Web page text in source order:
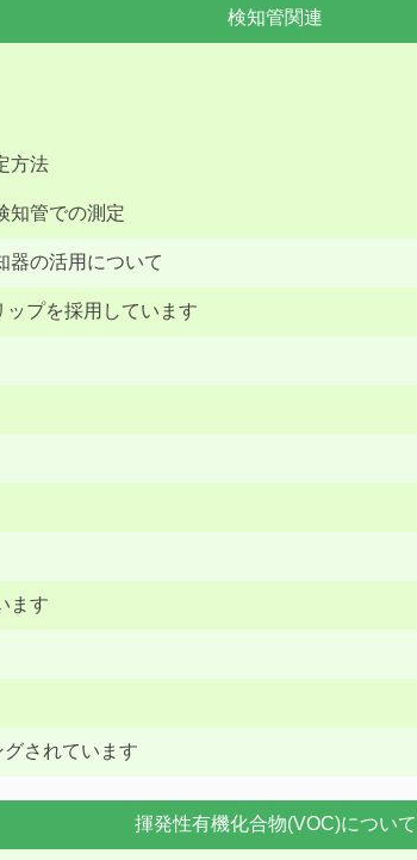
検知管関連
方法
知管での測定
器の活用について
プを採用しています
ます
されています
揮発性有機化合物(VOC)について